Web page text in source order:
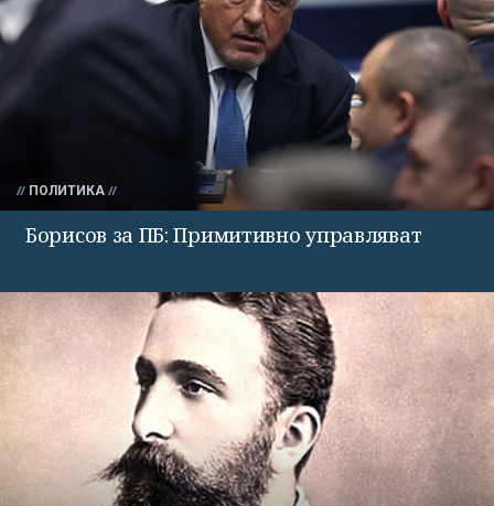
ПОЛИТИКА
Борисов за ПБ: Примитивно управляват